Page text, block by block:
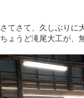
さてさて、久しぶりに
ちょうど滝尾大工が、